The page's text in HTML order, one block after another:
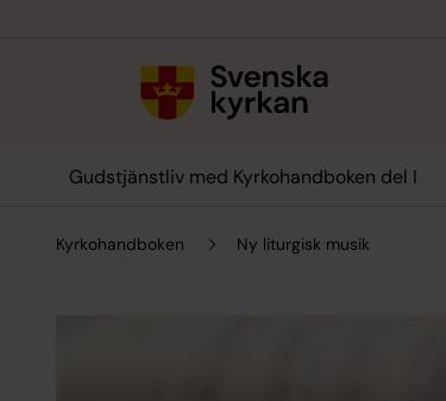
Gudstjänstliv med Kyrkohandboken del I
Kyrkohandboken Ny liturgisk musik